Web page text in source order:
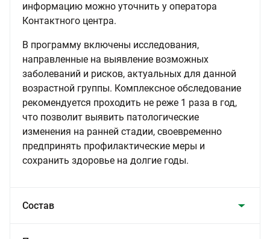
информацию можно уточнить у оператора
Контактного центра.
В программу включены исследования,
направленные на выявление возможных
заболеваний и рисков, актуальных для данной
возрастной группы. Комплексное обследование
рекомендуется проходить не реже 1 раза в год,
что позволит выявить патологические
изменения на ранней стадии, своевременно
предпринять профилактические меры и
сохранить здоровье на долгие годы.
Состав